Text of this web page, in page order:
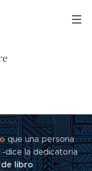
que una persona
dice la dedicatoria
libro